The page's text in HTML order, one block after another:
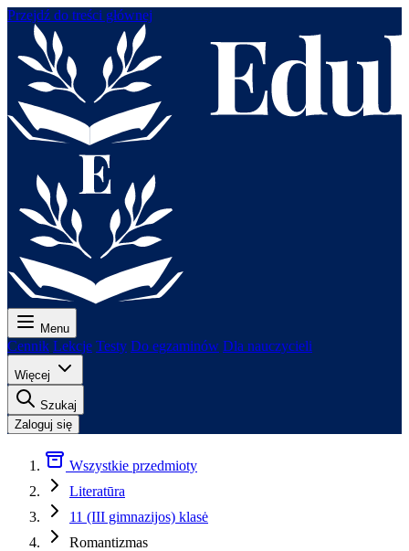
Przejdź do treści głównej
Menu
Cennik Lekcje Testy Do egzaminów Dla nauczycieli
Więcej
Szukaj
Zaloguj się
Wszystkie przedmioty
Literatūra
11 (III gimnazijos) klasė
Romantizmas